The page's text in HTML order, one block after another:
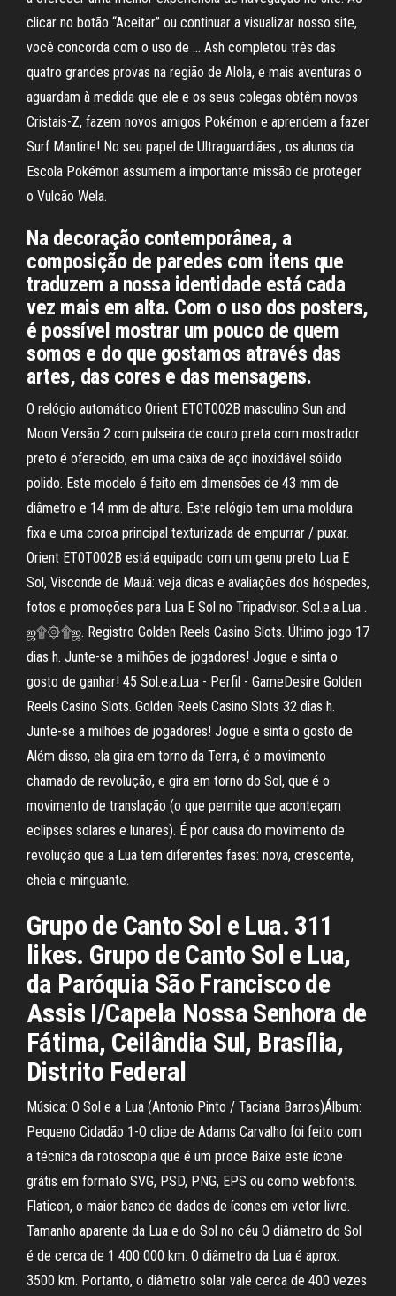
clicar no botão “Aceitar” ou continuar a visualizar nosso site,
você concorda com o uso de … Ash completou três das
quatro grandes provas na região de Alola, e mais aventuras o
aguardam à medida que ele e os seus colegas obtêm novos
Cristais-Z, fazem novos amigos Pokémon e aprendem a fazer
Surf Mantine! No seu papel de Ultraguardiães , os alunos da
Escola Pokémon assumem a importante missão de proteger
o Vulcão Wela.
Na decoração contemporânea, a
composição de paredes com itens que
traduzem a nossa identidade está cada
vez mais em alta. Com o uso dos posters,
é possível mostrar um pouco de quem
somos e do que gostamos através das
artes, das cores e das mensagens.
O relógio automático Orient ET0T002B masculino Sun and
Moon Versão 2 com pulseira de couro preta com mostrador
preto é oferecido, em uma caixa de aço inoxidável sólido
polido. Este modelo é feito em dimensões de 43 mm de
diâmetro e 14 mm de altura. Este relógio tem uma moldura
fixa e uma coroa principal texturizada de empurrar / puxar.
Orient ET0T002B está equipado com um genu preto Lua E
Sol, Visconde de Mauá: veja dicas e avaliações dos hóspedes,
fotos e promoções para Lua E Sol no Tripadvisor. Sol.e.a.Lua .
ஜ۩۞۩ஜ. Registro Golden Reels Casino Slots. Último jogo 17
dias h. Junte-se a milhões de jogadores! Jogue e sinta o
gosto de ganhar! 45 Sol.e.a.Lua - Perfil - GameDesire Golden
Reels Casino Slots. Golden Reels Casino Slots 32 dias h.
Junte-se a milhões de jogadores! Jogue e sinta o gosto de
Além disso, ela gira em torno da Terra, é o movimento
chamado de revolução, e gira em torno do Sol, que é o
movimento de translação (o que permite que aconteçam
eclipses solares e lunares). É por causa do movimento de
revolução que a Lua tem diferentes fases: nova, crescente,
cheia e minguante.
Grupo de Canto Sol e Lua. 311
likes. Grupo de Canto Sol e Lua,
da Paróquia São Francisco de
Assis I/Capela Nossa Senhora de
Fátima, Ceilândia Sul, Brasília,
Distrito Federal
Música: O Sol e a Lua (Antonio Pinto / Taciana Barros)Álbum:
Pequeno Cidadão 1-O clipe de Adams Carvalho foi feito com
a técnica da rotoscopia que é um proce Baixe este ícone
grátis em formato SVG, PSD, PNG, EPS ou como webfonts.
Flaticon, o maior banco de dados de ícones em vetor livre.
Tamanho aparente da Lua e do Sol no céu O diâmetro do Sol
é de cerca de 1 400 000 km. O diâmetro da Lua é aprox.
3500 km. Portanto, o diâmetro solar vale cerca de 400 vezes